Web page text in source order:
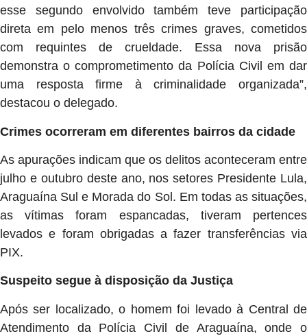
esse segundo envolvido também teve participação
direta em pelo menos três crimes graves, cometidos
com requintes de crueldade. Essa nova prisão
demonstra o comprometimento da Polícia Civil em dar
uma resposta firme à criminalidade organizada”,
destacou o delegado.
Crimes ocorreram em diferentes bairros da cidade
As apurações indicam que os delitos aconteceram entre
julho e outubro deste ano, nos setores Presidente Lula,
Araguaína Sul e Morada do Sol. Em todas as situações,
as vítimas foram espancadas, tiveram pertences
levados e foram obrigadas a fazer transferências via
PIX.
Suspeito segue à disposição da Justiça
Após ser localizado, o homem foi levado à Central de
Atendimento da Polícia Civil de Araguaína, onde o